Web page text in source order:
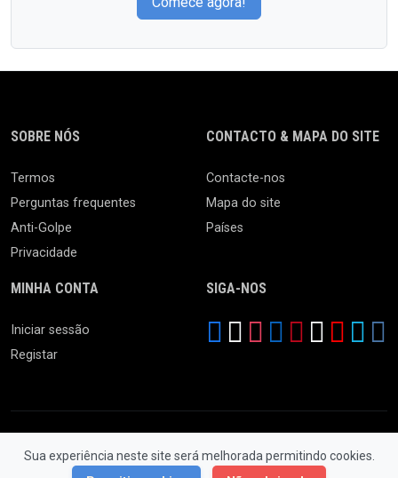
Sua experiência neste site será melhorada permitindo cookies.
SOBRE NÓS
Termos
Perguntas frequentes
Anti-Golpe
Privacidade
CONTACTO & MAPA DO SITE
Contacte-nos
Mapa do site
Países
MINHA CONTA
Iniciar sessão
Registar
SIGA-NOS
© 2026 Feira da Ladra. Todos os Direitos Reservados.